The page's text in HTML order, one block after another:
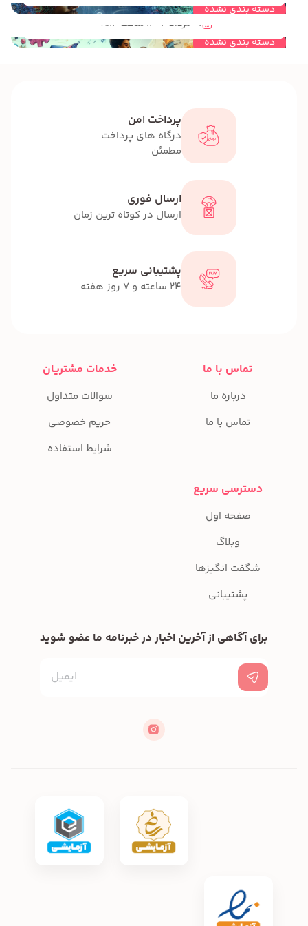
دسته بندی نشده
دسته بندی نشده
سازه های خلاق ویژه مهندسی خلاقیت کودکان و نوجوانان راهی برای رسیدن به نوآوری
01 مرداد 1404 ساعت 08:14
پرداخت امن
درگاه های پرداخت
مطمئن
ارسال فوری
ارسال در کوتاه ترین زمان
پشتیبانی سریع
24 ساعته و 7 روز هفته
تماس با ما
درباره ما
تماس با ما
خدمات مشتریان
سوالات متداول
حریم خصوصی
شرایط استفاده
دسترسی سریع
صفحه اول
وبلاگ
شگفت انگیزها
پشتیبانی
برای آگاهی از آخرین اخبار در خبرنامه ما عضو شوید